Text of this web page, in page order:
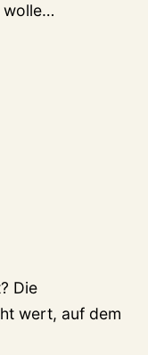
wolle…
Die
wert, auf dem